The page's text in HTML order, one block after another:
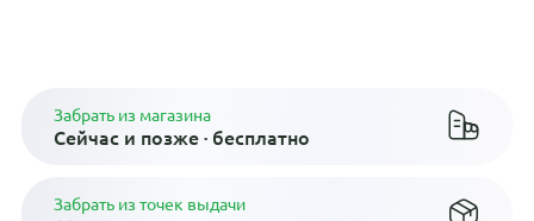
Забрать из магазина
Сейчас и позже · бесплатно
Забрать из точек выдачи